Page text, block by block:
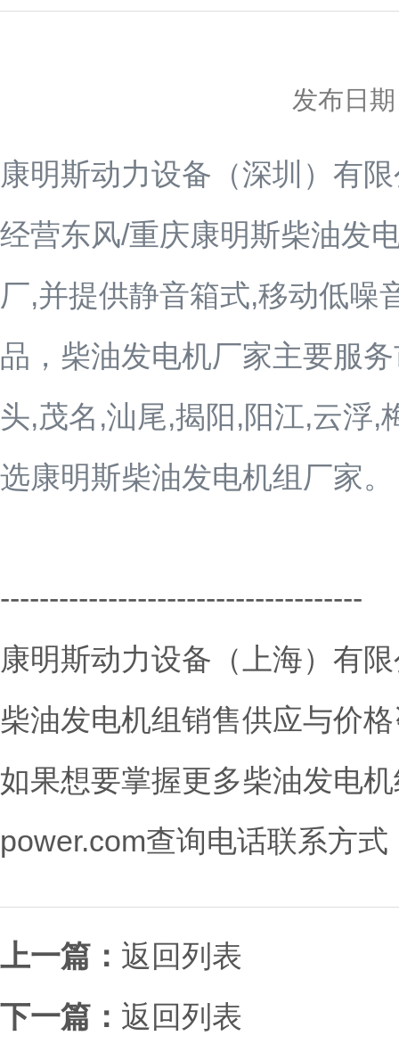
发布日
康明斯动力设备（深圳）有
经营东风/重庆康明斯柴油发
厂,并提供静音箱式,移动低噪
品，柴油发电机厂家主要服
头,茂名,汕尾,揭阳,阳江,云浮,
选康明斯柴油发电机组厂家。
-------------------------------------
康明斯动力设备（上海）有
柴油发电机组销售供应与价
如果想要掌握更多柴油发电
power.com查询电话联系方式
上一篇： 返回列表
下一篇： 返回列表